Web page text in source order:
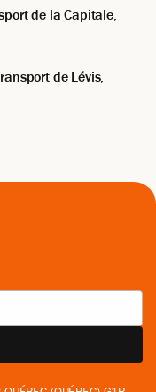
de la Capitale,
de Lévis,